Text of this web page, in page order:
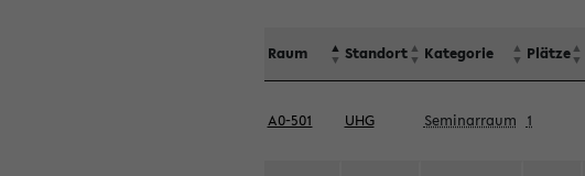
Raum Standort Kategorie Plätze
A0-501 UHG Seminarraum 1